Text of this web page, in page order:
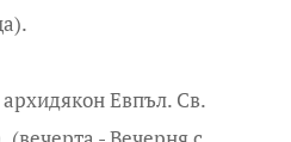
Евпъл. Св.